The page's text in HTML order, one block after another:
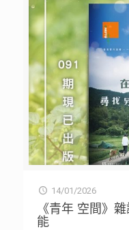
14/01/2026
《青年 空間》
能